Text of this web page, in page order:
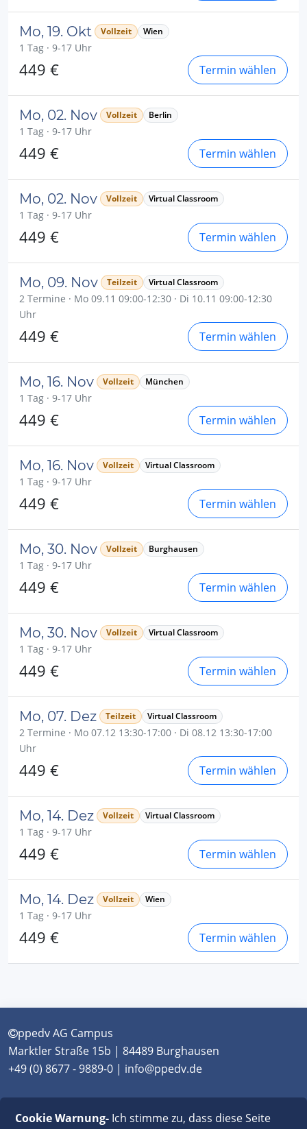
Mo, 19. Okt Vollzeit Wien
1 Tag · 9-17 Uhr
449 € Termin wählen
Mo, 02. Nov Vollzeit Berlin
1 Tag · 9-17 Uhr
449 € Termin wählen
Mo, 02. Nov Vollzeit Virtual Classroom
1 Tag · 9-17 Uhr
449 € Termin wählen
Mo, 09. Nov Teilzeit Virtual Classroom
2 Termine · Mo 09.11 09:00-12:30 · Di 10.11 09:00-12:30
Uhr
449 € Termin wählen
Mo, 16. Nov Vollzeit München
1 Tag · 9-17 Uhr
449 € Termin wählen
Mo, 16. Nov Vollzeit Virtual Classroom
1 Tag · 9-17 Uhr
449 € Termin wählen
Mo, 30. Nov Vollzeit Burghausen
1 Tag · 9-17 Uhr
449 € Termin wählen
Mo, 30. Nov Vollzeit Virtual Classroom
1 Tag · 9-17 Uhr
449 € Termin wählen
Mo, 07. Dez Teilzeit Virtual Classroom
2 Termine · Mo 07.12 13:30-17:00 · Di 08.12 13:30-17:00
Uhr
449 € Termin wählen
Mo, 14. Dez Vollzeit Virtual Classroom
1 Tag · 9-17 Uhr
449 € Termin wählen
Mo, 14. Dez Vollzeit Wien
1 Tag · 9-17 Uhr
449 € Termin wählen
ppedv AG Campus
Marktler Straße 15b | 84489 Burghausen
+49 (0) 8677 - 9889-0 | info@ppedv.de
Cookie Warnung-Ich stimme zu, dass diese Seite